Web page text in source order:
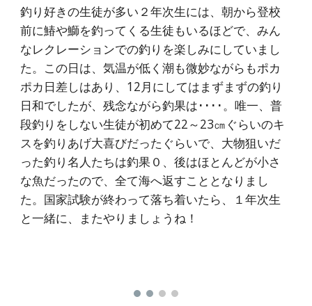
釣り好きの生徒が多い２年次生には、朝から登校
前に鰆や鰤を釣ってくる生徒もいるほどで、みん
なレクレーションでの釣りを楽しみにしていまし
た。この日は、気温が低く潮も微妙ながらもポカ
ポカ日差しはあり、12月にしてはまずまずの釣り
日和でしたが、残念ながら釣果は････。唯一、普
段釣りをしない生徒が初めて22～23㎝ぐらいのキ
スを釣りあげ大喜びだったぐらいで、大物狙いだ
った釣り名人たちは釣果０、後はほとんどが小さ
な魚だったので、全て海へ返すこととなりまし
た。国家試験が終わって落ち着いたら、１年次生
と一緒に、またやりましょうね！